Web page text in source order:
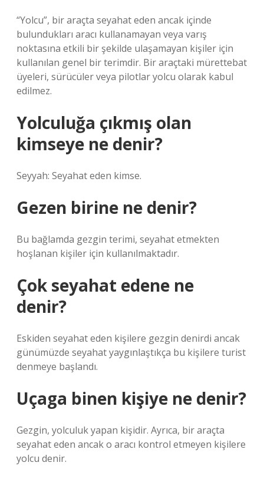
“Yolcu”, bir araçta seyahat eden ancak içinde
bulundukları aracı kullanamayan veya varış
noktasına etkili bir şekilde ulaşamayan kişiler için
kullanılan genel bir terimdir. Bir araçtaki mürettebat
üyeleri, sürücüler veya pilotlar yolcu olarak kabul
edilmez.
Yolculuğa çıkmış olan
kimseye ne denir?
Seyyah: Seyahat eden kimse.
Gezen birine ne denir?
Bu bağlamda gezgin terimi, seyahat etmekten
hoşlanan kişiler için kullanılmaktadır.
Çok seyahat edene ne
denir?
Eskiden seyahat eden kişilere gezgin denirdi ancak
günümüzde seyahat yaygınlaştıkça bu kişilere turist
denmeye başlandı.
Uçaga binen kişiye ne denir?
Gezgin, yolculuk yapan kişidir. Ayrıca, bir araçta
seyahat eden ancak o aracı kontrol etmeyen kişilere
yolcu denir.